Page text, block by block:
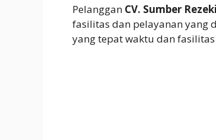
Pelanggan CV. Sumber
fasilitas dan pelayanan yang
yang tepat waktu dan